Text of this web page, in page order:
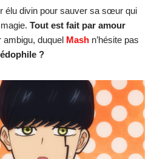
élu divin pour sauver sa sœur qui
Tout est fait par amour
ambigu, duquel Mash n’hésite pas
?